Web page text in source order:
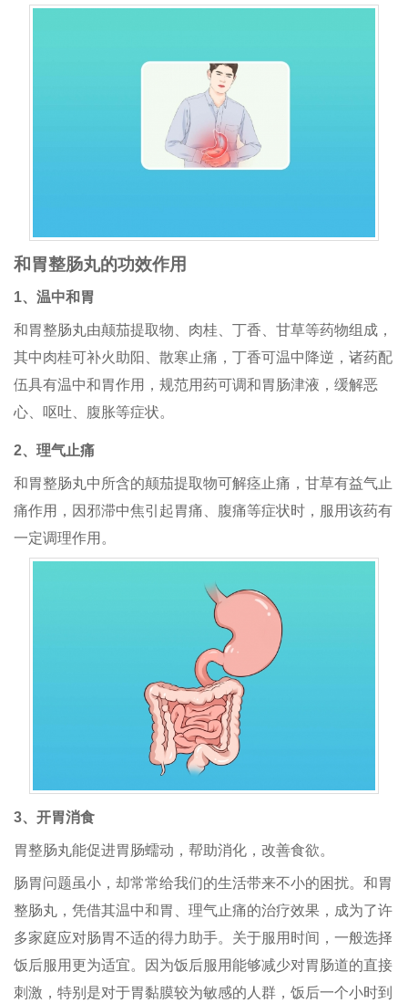
和胃整肠丸的功效作用
1、温中和胃
和胃整肠丸由颠茄提取物、肉桂、丁香、甘草等药物组成，
其中肉桂可补火助阳、散寒止痛，丁香可温中降逆，诸药配
伍具有温中和胃作用，规范用药可调和胃肠津液，缓解恶
心、呕吐、腹胀等症状。
2、理气止痛
和胃整肠丸中所含的颠茄提取物可解痉止痛，甘草有益气止
痛作用，因邪滞中焦引起胃痛、腹痛等症状时，服用该药有
一定调理作用。
3、开胃消食
胃整肠丸能促进胃肠蠕动，帮助消化，改善食欲。
肠胃问题虽小，却常常给我们的生活带来不小的困扰。和胃
整肠丸，凭借其温中和胃、理气止痛的治疗效果，成为了许
多家庭应对肠胃不适的得力助手。关于服用时间，一般选择
饭后服用更为适宜。因为饭后服用能够减少对胃肠道的直接
刺激，特别是对于胃黏膜较为敏感的人群，饭后一个小时到